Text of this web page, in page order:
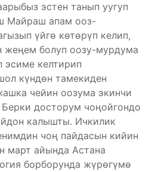
эстен танып уугуп
Майраш апам ооз-
үйгө көтөрүп келип,
жеңем болуп оозу-мурдума
эсиме келтирип
күндөн тамекиден
чейин оозума экинчи
досторум чоңойгондо
калышты. Ичкилик
чоң пайдасын кийин
март айында Астана
борборунда жүрөгүмө